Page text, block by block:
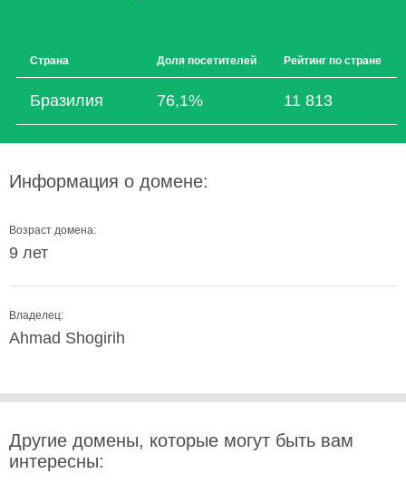
Страна Доля посетителей Рейтинг по стране
Бразилия 76,1% 11 813
Информация о домене:
Возраст домена:
9 лет
Владелец:
Ahmad Shogirih
Другие домены, которые могут быть вам
интересны: